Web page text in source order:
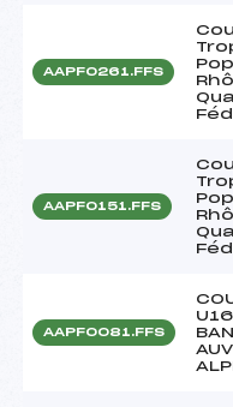
AAPF0261.FFS
AAPF0151.FFS
AAPF0081.FFS